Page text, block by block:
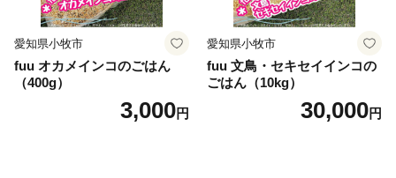
愛知県小牧市
fuu オカメインコのごはん
（400g）
3,000円
愛知県小牧市
fuu 文鳥・セキセイインコの
ごはん（10kg）
30,000円